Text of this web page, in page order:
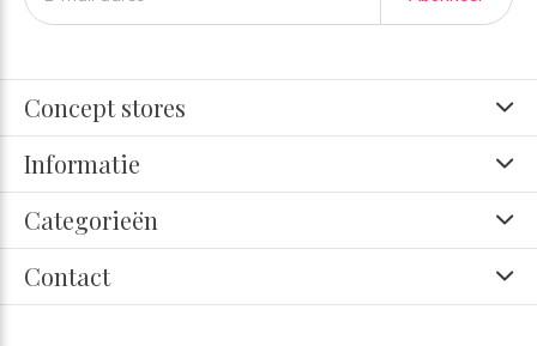
Concept stores
Informatie
Categorieën
Contact